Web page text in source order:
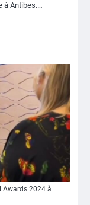
à Antibes.…
Awards 2024 à